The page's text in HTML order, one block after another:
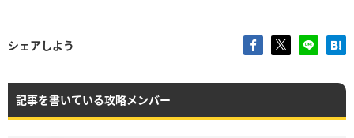
シェアしよう
記事を書いている攻略メンバー